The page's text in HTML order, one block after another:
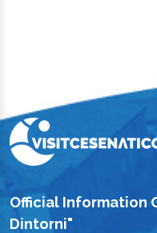
Official Information
Dintorni"